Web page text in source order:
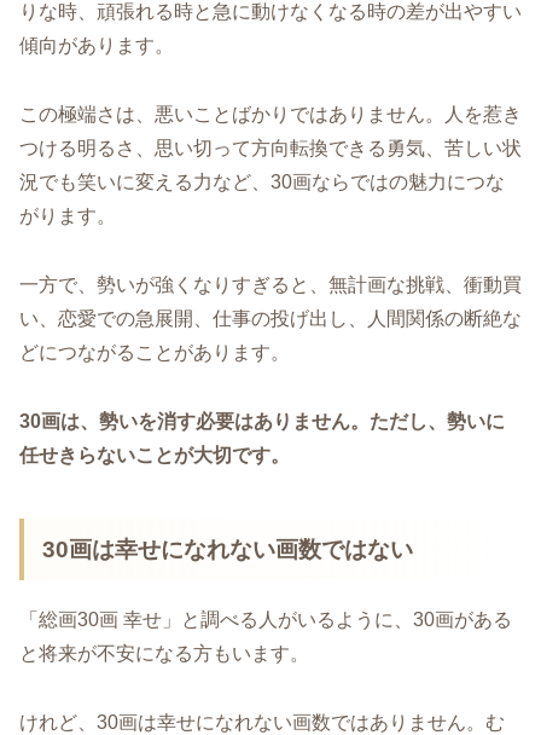
りな時、頑張れる時と急に動けなくなる時の差が出やすい
傾向があります。
この極端さは、悪いことばかりではありません。人を惹き
つける明るさ、思い切って方向転換できる勇気、苦しい状
況でも笑いに変える力など、30画ならではの魅力につな
がります。
一方で、勢いが強くなりすぎると、無計画な挑戦、衝動買
い、恋愛での急展開、仕事の投げ出し、人間関係の断絶な
どにつながることがあります。
30画は、勢いを消す必要はありません。ただし、勢いに
任せきらないことが大切です。
30画は幸せになれない画数ではない
「総画30画 幸せ」と調べる人がいるように、30画がある
と将来が不安になる方もいます。
けれど、30画は幸せになれない画数ではありません。む